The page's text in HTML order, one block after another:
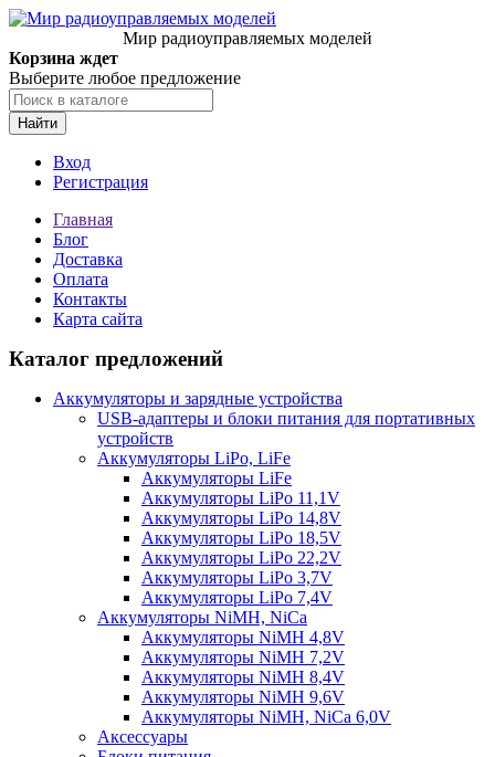
Мир радиоуправляемых моделей
Корзина ждет
Выберите любое предложение
Найти
Вход
Регистрация
Главная
Блог
Доставка
Оплата
Контакты
Карта сайта
Каталог предложений
Аккумуляторы и зарядные устройства
USB-адаптеры и блоки питания для портативных
устройств
Аккумуляторы LiPo, LiFe
Аккумуляторы LiFe
Аккумуляторы LiPo 11,1V
Аккумуляторы LiPo 14,8V
Аккумуляторы LiPo 18,5V
Аккумуляторы LiPo 22,2V
Аккумуляторы LiPo 3,7V
Аккумуляторы LiPo 7,4V
Аккумуляторы NiMH, NiCa
Аккумуляторы NiMH 4,8V
Аккумуляторы NiMH 7,2V
Аккумуляторы NiMH 8,4V
Аккумуляторы NiMH 9,6V
Аккумуляторы NiMH, NiCa 6,0V
Аксессуары